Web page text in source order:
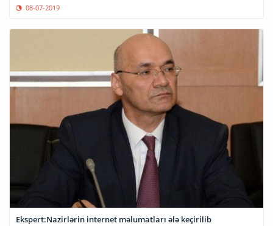
08-07-2019
Ekspert:Nazirlərin internet məlumatları ələ keçirilib